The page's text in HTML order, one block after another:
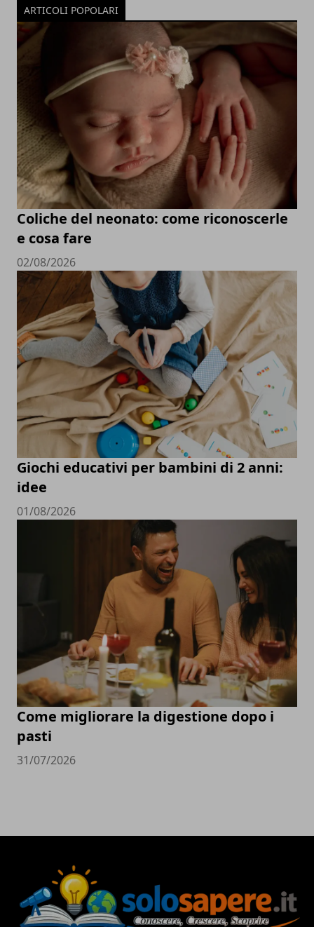
ARTICOLI POPOLARI
Coliche del neonato: come riconoscerle
e cosa fare
02/08/2026
Giochi educativi per bambini di 2 anni:
idee
01/08/2026
Come migliorare la digestione dopo i
pasti
31/07/2026